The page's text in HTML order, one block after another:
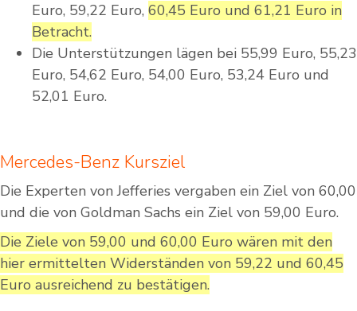
Euro, 59,22 Euro, 60,45 Euro und 61,21 Euro in
Betracht.
Die Unterstützungen lägen bei 55,99 Euro, 55,23
Euro, 54,62 Euro, 54,00 Euro, 53,24 Euro und
52,01 Euro.
Mercedes-Benz Kursziel
Die Experten von Jefferies vergaben ein Ziel von 60,00
und die von Goldman Sachs ein Ziel von 59,00 Euro.
Die Ziele von 59,00 und 60,00 Euro wären mit den
hier ermittelten Widerständen von 59,22 und 60,45
Euro ausreichend zu bestätigen.